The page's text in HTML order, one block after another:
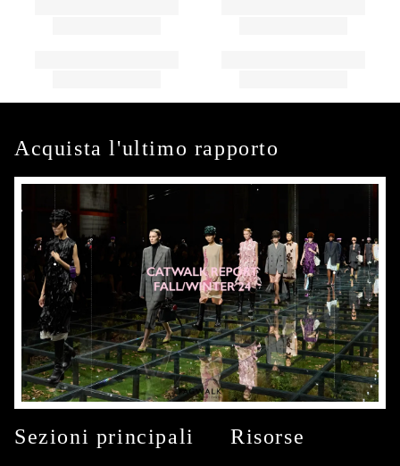
Acquista l'ultimo rapporto
Sezioni principali Risorse